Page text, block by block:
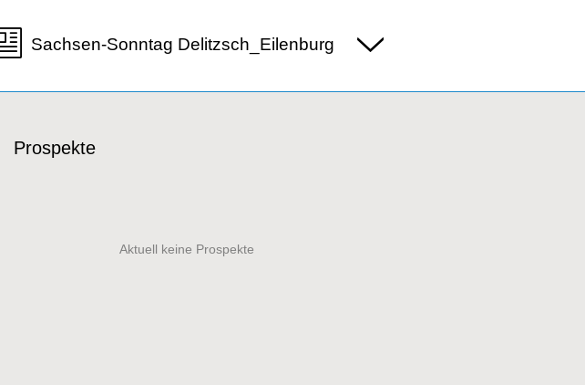
Sachsen-Sonntag Delitzsch_Eilenburg
Prospekte